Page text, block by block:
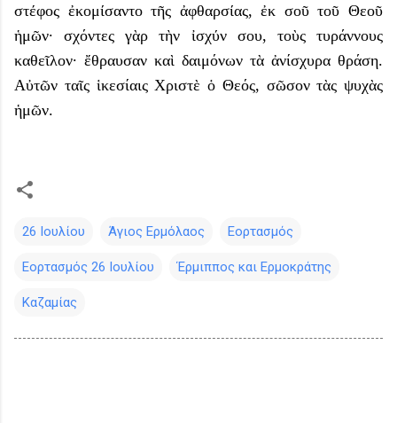
στέφος ἐκομίσαντο τῆς ἀφθαρσίας, ἐκ σοῦ τοῦ Θεοῦ
ἡμῶν· σχόντες γὰρ τὴν ἰσχύν σου, τοὺς τυράννους
καθεῖλον· ἔθραυσαν καὶ δαιμόνων τὰ ἀνίσχυρα θράση.
Αὐτῶν ταῖς ἱκεσίαις Χριστὲ ὁ Θεός, σῶσον τὰς ψυχὰς
ἡμῶν.
26 Ιουλίου Άγιος Ερμόλαος Εορτασμός
Εορτασμός 26 Ιουλίου Έρμιππος και Ερμοκράτης
Καζαμίας